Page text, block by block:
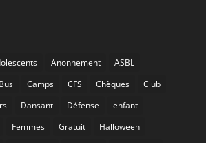
Anonnement
ASBL
Bus Camps CFS Chèques
Club
Dansant Défense
enfant
Femmes Gratuit
Halloween